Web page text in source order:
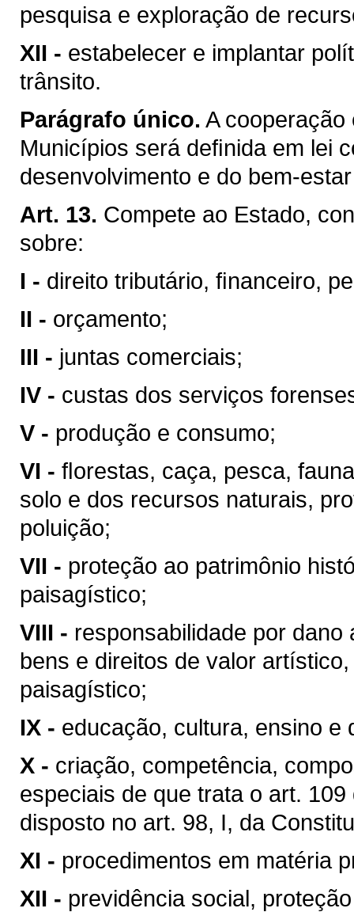
pesquisa e exploração de
XII - estabelecer e implantar
trânsito.
Parágrafo único. A cooperação
Municípios será deﬁnida em lei
desenvolvimento e do bem-
Art. 13. Compete ao Estado,
sobre:
I - direito tributário, ﬁnanceiro,
II - orçamento;
III - juntas comerciais;
IV - custas dos serviços
V - produção e consumo;
VI - ﬂorestas, caça, pesca,
solo e dos recursos naturais,
poluição;
VII - proteção ao patrimônio
paisagístico;
VIII - responsabilidade por
bens e direitos de valor
paisagístico;
IX - educação, cultura, ensino e
X - criação, competência,
especiais de que trata o art.
disposto no art. 98, I, da
XI - procedimentos em matéria
XII - previdência social,